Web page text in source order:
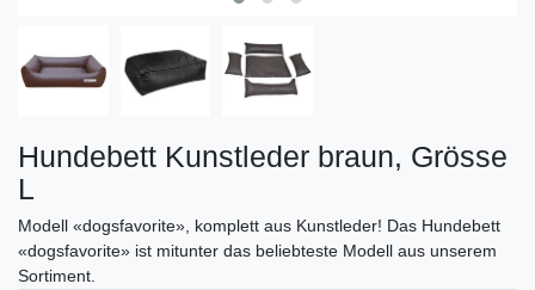
Hundebett Kunstleder braun, Grösse
L
Modell «dogsfavorite», komplett aus Kunstleder! Das Hundebett
«dogsfavorite» ist mitunter das beliebteste Modell aus unserem
Sortiment.